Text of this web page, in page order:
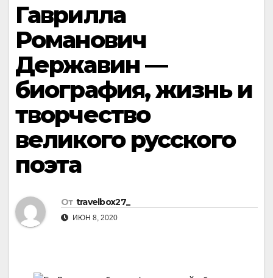
Гаврилла
Романович
Державин —
биография, жизнь и
творчество
великого русского
поэта
От travelbox27_
ИЮН 8, 2020